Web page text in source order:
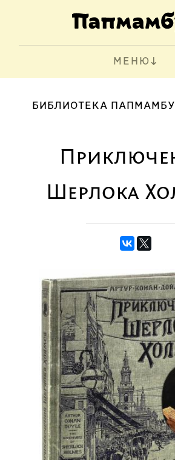
МЕНЮ
БИБЛИОТЕКА
Шерлока